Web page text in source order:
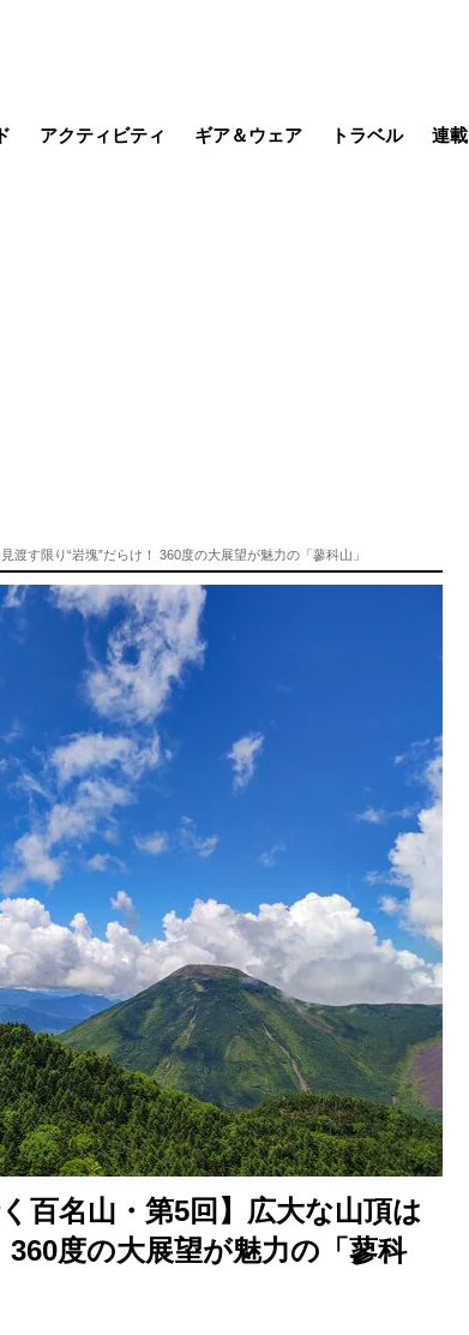
アクティビティ ギア＆ウェア トラベル 連載
渡す限り“岩塊”だらけ！ 360度の大展望が魅力の「蓼科山」
百名山・第5回】広大な山頂は
度の大展望が魅力の「蓼科